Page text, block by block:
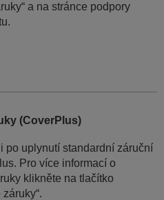
a na stránce podpory
(CoverPlus)
po uplynutí standardní záruční
Pro více informací o
klikněte na tlačítko